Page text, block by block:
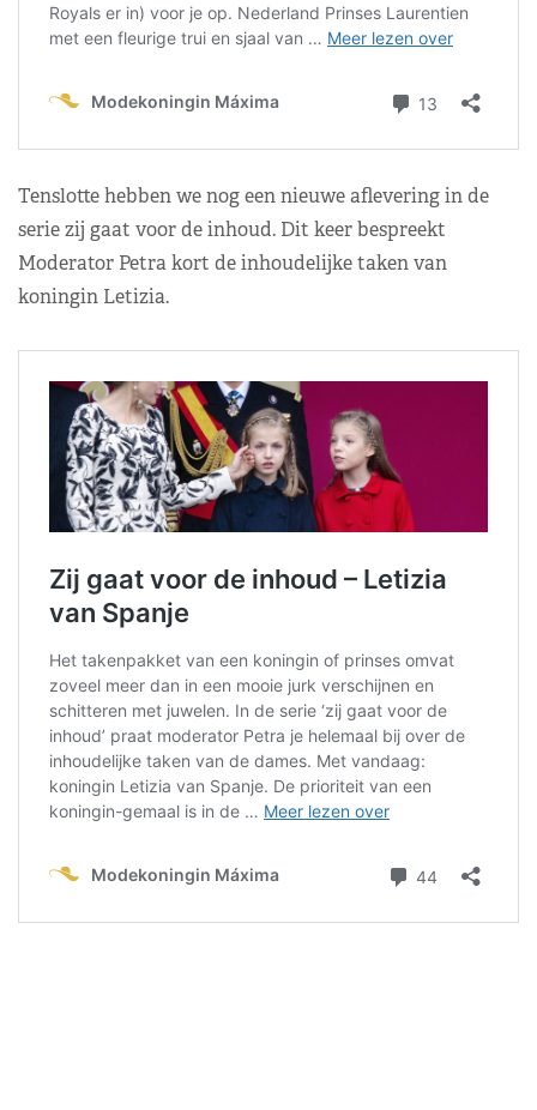
Tenslotte hebben we nog een nieuwe aflevering in de
serie zij gaat voor de inhoud. Dit keer bespreekt
Moderator Petra kort de inhoudelijke taken van
koningin Letizia.